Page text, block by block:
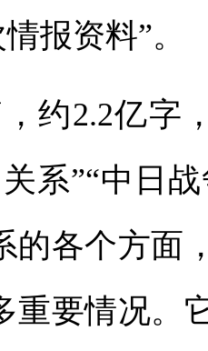
报资料”。
约2.2亿字
系”“中日战
的各个方面
重要情况。